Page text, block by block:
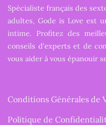
Spécialiste français des
adultes, Gode is Love est
intime. Profitez des
conseils d'experts et de
vous aider à vous épanouir
Conditions Générales de
Politique de